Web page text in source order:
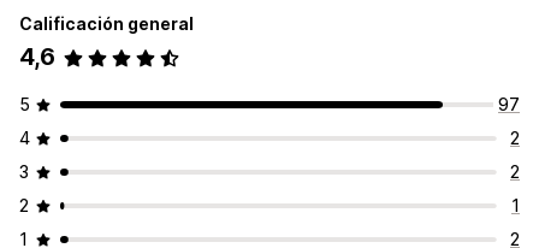
Calificación general
4,6
5
97
4
2
3
2
2
1
1
2